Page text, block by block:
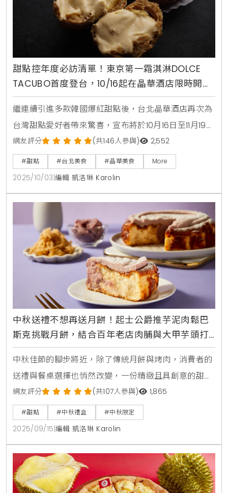
甜點控年度必訪清單！東京第一霜淇淋DOLCE
TACUBO首度登台，10/16起在晶華酒店限時開賣
焦糖布丁與可麗露
繼連續引進多款韓國爆紅甜點後，台北晶華酒店再次為
台灣甜點愛好者帶來驚喜，宣布將於10月16日至11月19日
期間，邀請來自東京代官山的超人氣排隊名店「DOLCE
TACUBO」來台客座，這也是該品牌首度登陸台灣，地
點就在晶華酒店一樓的Regent Gift Shop，饕客們無
需遠赴日本，就能品嚐到風靡東京貴婦圈的米其林級甜
點，感受最極致的味蕾饗宴。源自米其林一星的甜點
DNA「DOLCE TACUBO
網友評分 (共146人參與) 2,552
#甜點 #台北美食 #晶華美食 More
2025/10/03 編輯 凱洛琳 Karolin
中秋送禮不想再送月餅！起士公爵推芋泥肉鬆巴
斯克挑戰月餅，結合百年老店肉脯與大甲芋頭打
造台灣鹹甜新食感體驗
中秋佳節的腳步將近，除了傳統月餅與烤肉，消費者的
送禮與餐桌選擇也悄然改變，一份精緻且具創意的甜
點，正成為凝聚情感與展現品味的新焦點，知名品牌
「起士公爵」今年便看準此趨勢，推出融合台灣人共同
味覺記憶的「芋泥肉鬆巴斯克」乳酪蛋糕，將經典鹹甜
風味重新詮釋，為中秋團聚時刻帶來令人驚喜的美味體
驗。台灣味巴斯克誕生，芋泥與百年肉脯的鹹甜協奏曲
這款「芋泥肉鬆巴斯克」可說是一場對台灣在地食材的
深度探索，為了呈現最
網友評分 (共107人參與) 1,865
#甜點 #中秋禮盒 #中秋限定
2025/09/15 編輯 凱洛琳 Karolin